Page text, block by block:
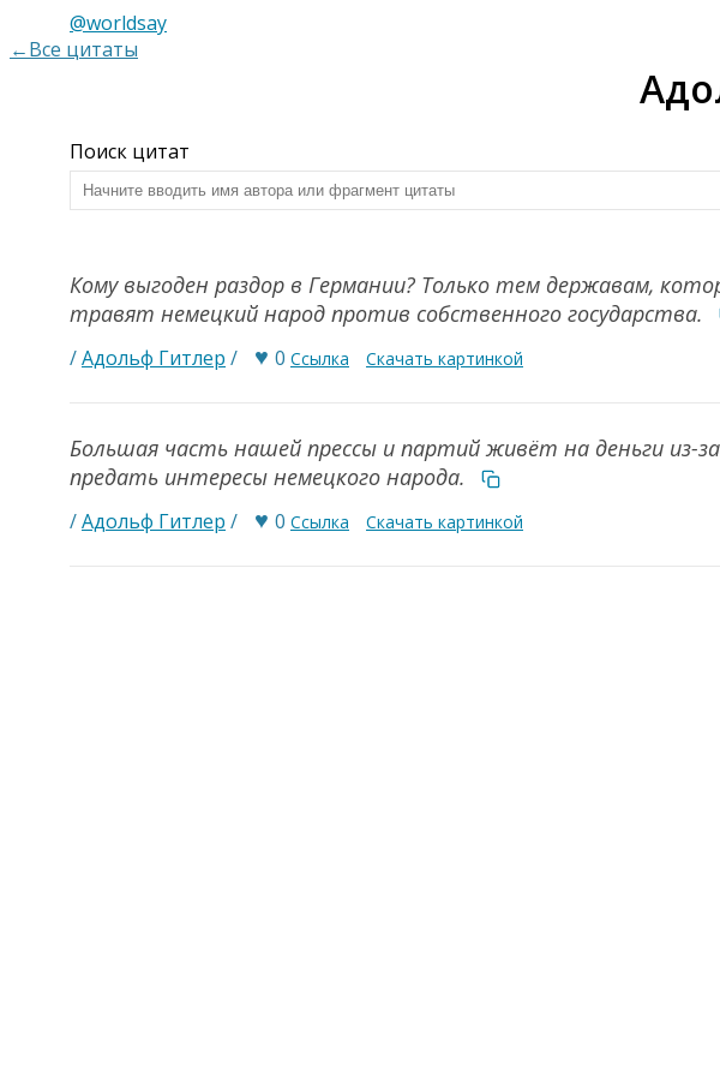
@worldsay
←Все цитаты
Поиск цитат
Кому выгоден раздор в Германии? Только тем державам,
травят немецкий народ против собственного государства.
/Адольф Гитлер / ♥ 0 Ссылка Скачать картинкой
Большая часть нашей прессы и партий живёт на деньги из-
предать интересы немецкого народа.
/Адольф Гитлер / ♥ 0 Ссылка Скачать картинкой